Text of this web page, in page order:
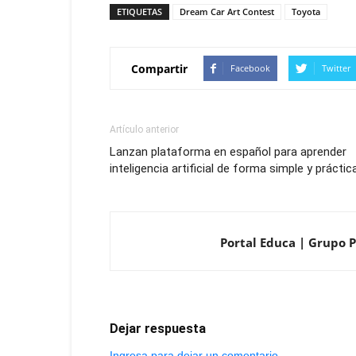
ETIQUETAS Dream Car Art Contest Toyota
Compartir Facebook Twitter
Artículo anterior
Lanzan plataforma en español para aprender
inteligencia artificial de forma simple y
Portal Educa | Grupo
Dejar respuesta